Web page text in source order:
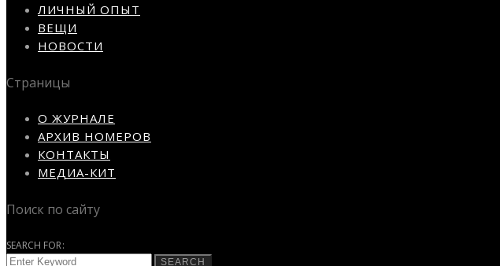
ЛИЧНЫЙ ОПЫТ
ВЕЩИ
НОВОСТИ
Страницы
О ЖУРНАЛЕ
АРХИВ НОМЕРОВ
КОНТАКТЫ
МЕДИА-КИТ
Поиск по сайту
SEARCH FOR:
SEARCH